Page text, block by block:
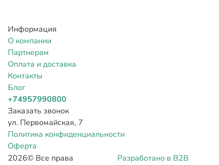
Информация
О компании
Партнерам
Оплата и доставка
Контакты
Блог
+74957990800
Заказать звонок
ул. Первомайская, 7
Политика конфиденциальности
Оферта
2026© Все права
Разработано в B2B